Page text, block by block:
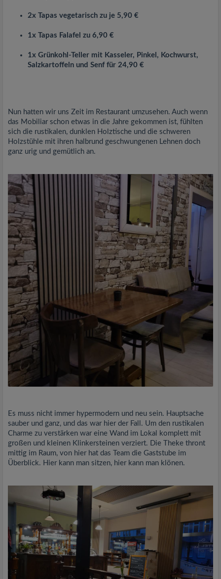
2x Tapas vegetarisch zu je 5,90 €
1x Tapas Falafel zu 6,90 €
1x Grünkohl-Teller mit Kasseler, Pinkel, Kochwurst,
Salzkartoffeln und Senf für 24,90 €
Nun hatten wir uns Zeit im Restaurant umzusehen. Auch wenn
das Mobiliar schon etwas in die Jahre gekommen ist, fühlten
sich die rustikalen, dunklen Holztische und die schweren
Holzstühle mit ihren halbrund geschwungenen Lehnen doch
ganz urig und gemütlich an.
Es muss nicht immer hypermodern und neu sein. Hauptsache
sauber und ganz, und das war hier der Fall. Um den rustikalen
Charme zu verstärken war eine Wand im Lokal komplett mit
großen und kleinen Klinkersteinen verziert. Die Theke thront
mittig im Raum, von hier hat das Team die Gaststube im
Überblick. Hier kann man sitzen, hier kann man klönen.